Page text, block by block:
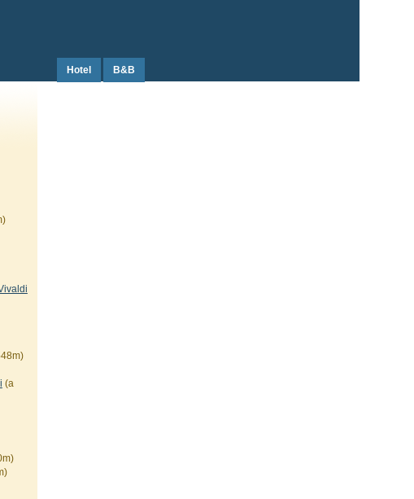
Hotel B&B
(a